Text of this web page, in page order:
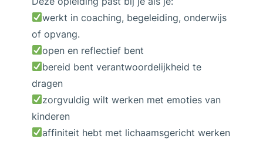
werkt in coaching, begeleiding, onderwijs
of opvang.
open en reflectief bent
bereid bent verantwoordelijkheid te
dragen
zorgvuldig wilt werken met emoties van
kinderen
affiniteit hebt met lichaamsgericht werken